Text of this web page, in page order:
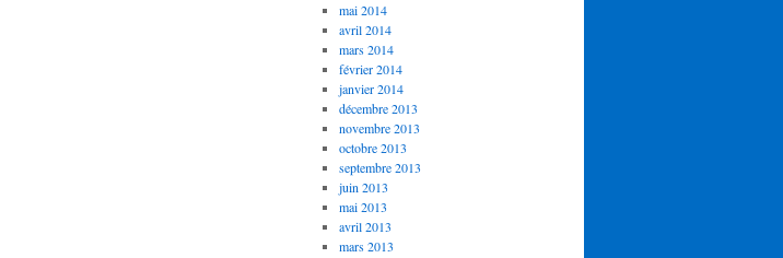
mai 2014
avril 2014
mars 2014
février 2014
janvier 2014
décembre 2013
novembre 2013
octobre 2013
septembre 2013
juin 2013
mai 2013
avril 2013
mars 2013